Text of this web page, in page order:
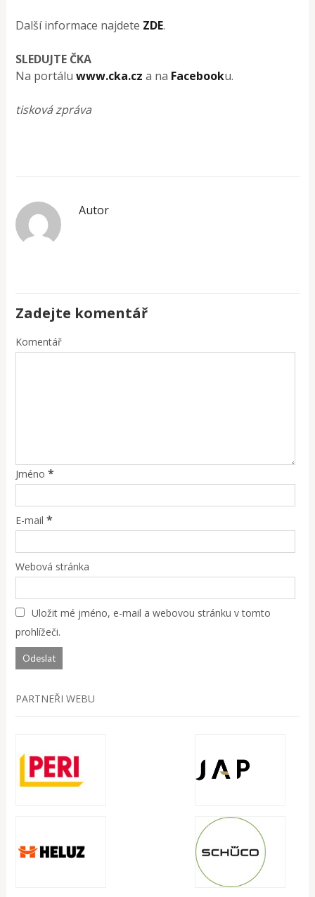
Další informace najdete ZDE.
SLEDUJTE ČKA
Na portáluwww.cka.cz a na Facebooku.
tisková zpráva
Autor
Zadejte komentář
Komentář
Jméno *
E-mail *
Webová stránka
Uložit mé jméno, e-mail a webovou stránku v tomto
prohlížeči.
PARTNEŘI WEBU